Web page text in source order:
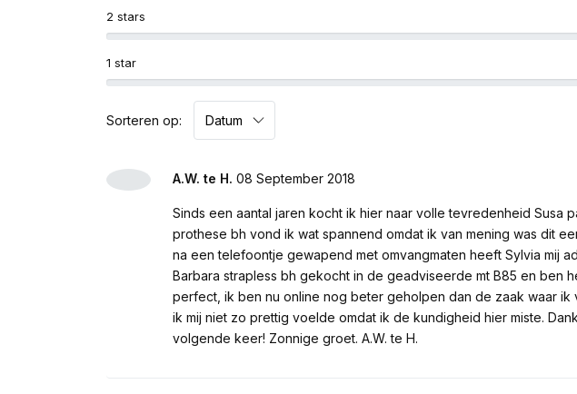
1 star
2 stars
Sorteren op:
A.W. te H. 08 September 2018
Sinds een aantal jaren kocht ik hier naar volle tevredenheid Susa
prothese bh vond ik wat spannend omdat ik van mening was dit
na een telefoontje gewapend met omvangmaten heeft Sylvia mij
Barbara strapless bh gekocht in de geadviseerde mt B85 en ben
perfect, ik ben nu online nog beter geholpen dan de zaak waar ik
ik mij niet zo prettig voelde omdat ik de kundigheid hier miste.
volgende keer! Zonnige groet. A.W. te H.